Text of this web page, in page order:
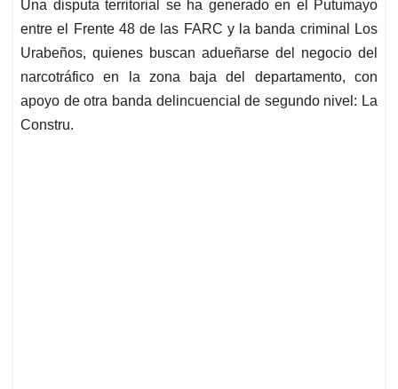
s
A
p
p
b
o
o
k
e
d
I
n
a
d
s
Una disputa territorial se ha generado en el Putumayo
entre el Frente 48 de las FARC y la banda criminal Los
Urabeños, quienes buscan adueñarse del negocio del
narcotráfico en la zona baja del departamento, con
apoyo de otra banda delincuencial de segundo nivel: La
Constru.